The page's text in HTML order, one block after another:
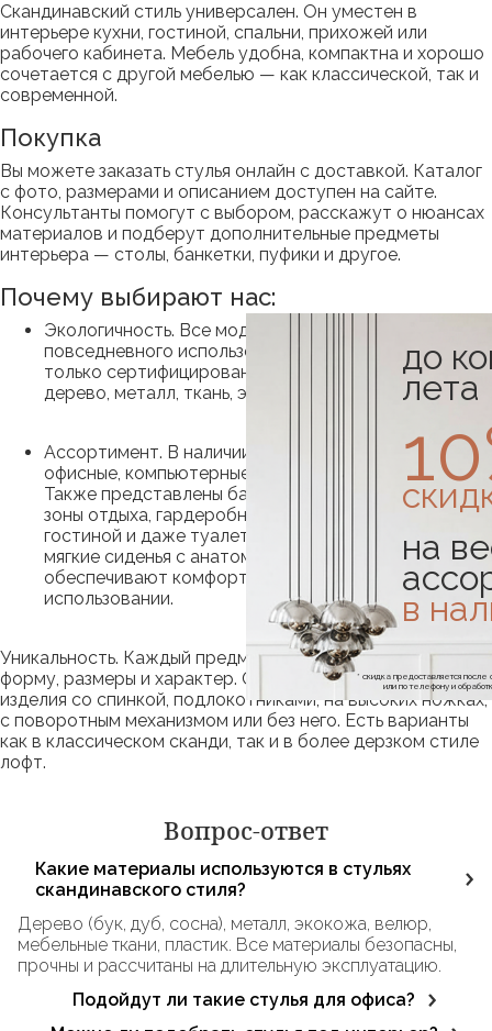
Скандинавский стиль универсален. Он уместен в
интерьере кухни, гостиной, спальни, прихожей или
рабочего кабинета. Мебель удобна, компактна и хорошо
сочетается с другой мебелью — как классической, так и
современной.
Покупка
Вы можете заказать стулья онлайн с доставкой. Каталог
с фото, размерами и описанием доступен на сайте.
Консультанты помогут с выбором, расскажут о нюансах
материалов и подберут дополнительные предметы
интерьера — столы, банкетки, пуфики и другое.
Почему выбирают нас:
Экологичность. Все модели безопасны для
повседневного использования. Мы используем
только сертифицированные мебельные материалы:
дерево, металл, ткань, экокожу и пластик.
Ассортимент. В наличии обеденные, барные,
офисные, компьютерные и прикроватные стулья.
Также представлены банкетки, пуфики и стулья для
зоны отдыха, гардеробной, прихожей, спальни,
гостиной и даже туалетные столики. Удобные
мягкие сиденья с анатомическим изгибом
обеспечивают комфорт даже при длительном
использовании.
Уникальность. Каждый предмет интерьера имеет свою
форму, размеры и характер. Среди моделей можно найти
изделия со спинкой, подлокотниками, на высоких ножках,
с поворотным механизмом или без него. Есть варианты
как в классическом сканди, так и в более дерзком стиле
лофт.
Вопрос-ответ
Какие материалы используются в стульях
скандинавского стиля?
Дерево (бук, дуб, сосна), металл, экокожа, велюр,
мебельные ткани, пластик. Все материалы безопасны,
прочны и рассчитаны на длительную эксплуатацию.
Подойдут ли такие стулья для офиса?
до
лета
на
в
* скидка предоставляется
или по телефону и